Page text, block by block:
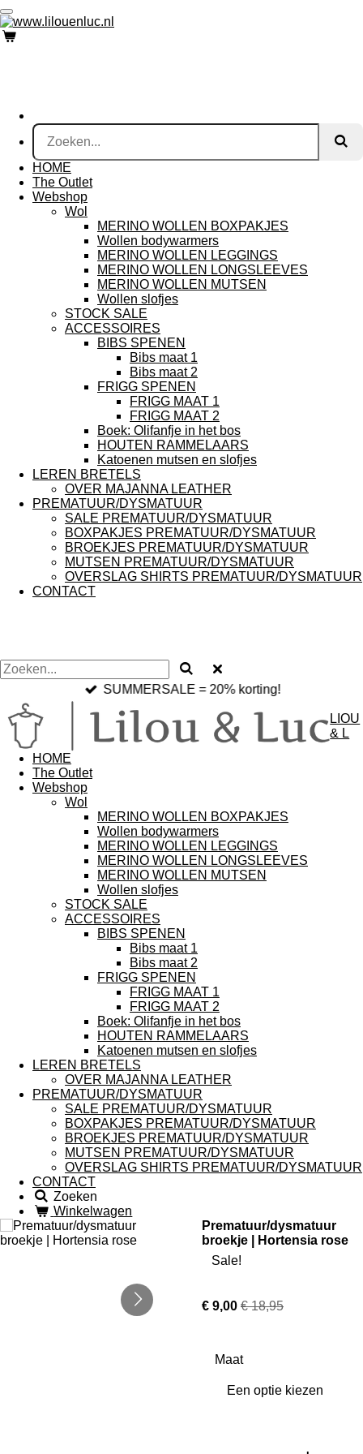
Ga
direct
naar
HOME
The Outlet
Webshop
Wol
MERINO WOLLEN BOXPAKJES
Wollen bodywarmers
MERINO WOLLEN LEGGINGS
MERINO WOLLEN LONGSLEEVES
MERINO WOLLEN MUTSEN
Wollen slofjes
STOCK SALE
ACCESSOIRES
BIBS SPENEN
Bibs maat 1
Bibs maat 2
FRIGG SPENEN
FRIGG MAAT 1
FRIGG MAAT 2
Boek: Olifanfje in het bos
HOUTEN RAMMELAARS
Katoenen mutsen en slofjes
LEREN BRETELS
OVER MAJANNA LEATHER
PREMATUUR/DYSMATUUR
SALE PREMATUUR/DYSMATUUR
BOXPAKJES PREMATUUR/DYSMATUUR
BROEKJES PREMATUUR/DYSMATUUR
MUTSEN PREMATUUR/DYSMATUUR
OVERSLAG SHIRTS PREMATUUR/DYSMATUUR
CONTACT
SUMMERSALE = 20% korting!
LIOU
& L
HOME
The Outlet
Webshop
Wol
MERINO WOLLEN BOXPAKJES
Wollen bodywarmers
MERINO WOLLEN LEGGINGS
MERINO WOLLEN LONGSLEEVES
MERINO WOLLEN MUTSEN
Wollen slofjes
STOCK SALE
ACCESSOIRES
BIBS SPENEN
Bibs maat 1
Bibs maat 2
FRIGG SPENEN
FRIGG MAAT 1
FRIGG MAAT 2
Boek: Olifanfje in het bos
HOUTEN RAMMELAARS
Katoenen mutsen en slofjes
LEREN BRETELS
OVER MAJANNA LEATHER
PREMATUUR/DYSMATUUR
SALE PREMATUUR/DYSMATUUR
BOXPAKJES PREMATUUR/DYSMATUUR
BROEKJES PREMATUUR/DYSMATUUR
MUTSEN PREMATUUR/DYSMATUUR
OVERSLAG SHIRTS PREMATUUR/DYSMATUUR
CONTACT
Zoeken
Winkelwagen
Prematuur/dysmatuur
broekje | Hortensia rose
Sale!
€ 9,00 € 18,95
Maat